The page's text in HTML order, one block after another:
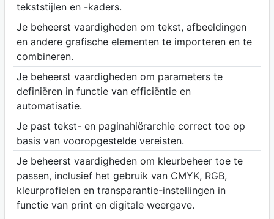
tekststijlen en -kaders.
Je beheerst vaardigheden om tekst, afbeeldingen
en andere grafische elementen te importeren en te
combineren.
Je beheerst vaardigheden om parameters te
definiëren in functie van efficiëntie en
automatisatie.
Je past tekst- en paginahiërarchie correct toe op
basis van vooropgestelde vereisten.
Je beheerst vaardigheden om kleurbeheer toe te
passen, inclusief het gebruik van CMYK, RGB,
kleurprofielen en transparantie-instellingen in
functie van print en digitale weergave.